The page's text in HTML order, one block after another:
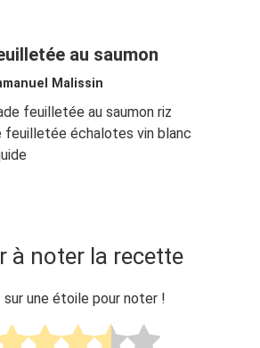
au saumon
Malissin
feuilletée au saumon riz
feuilletée échalotes vin blanc
à noter la recette
sur une étoile pour noter !